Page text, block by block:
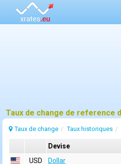
Taux de change Taux historiques
Devise
USD
Dollar